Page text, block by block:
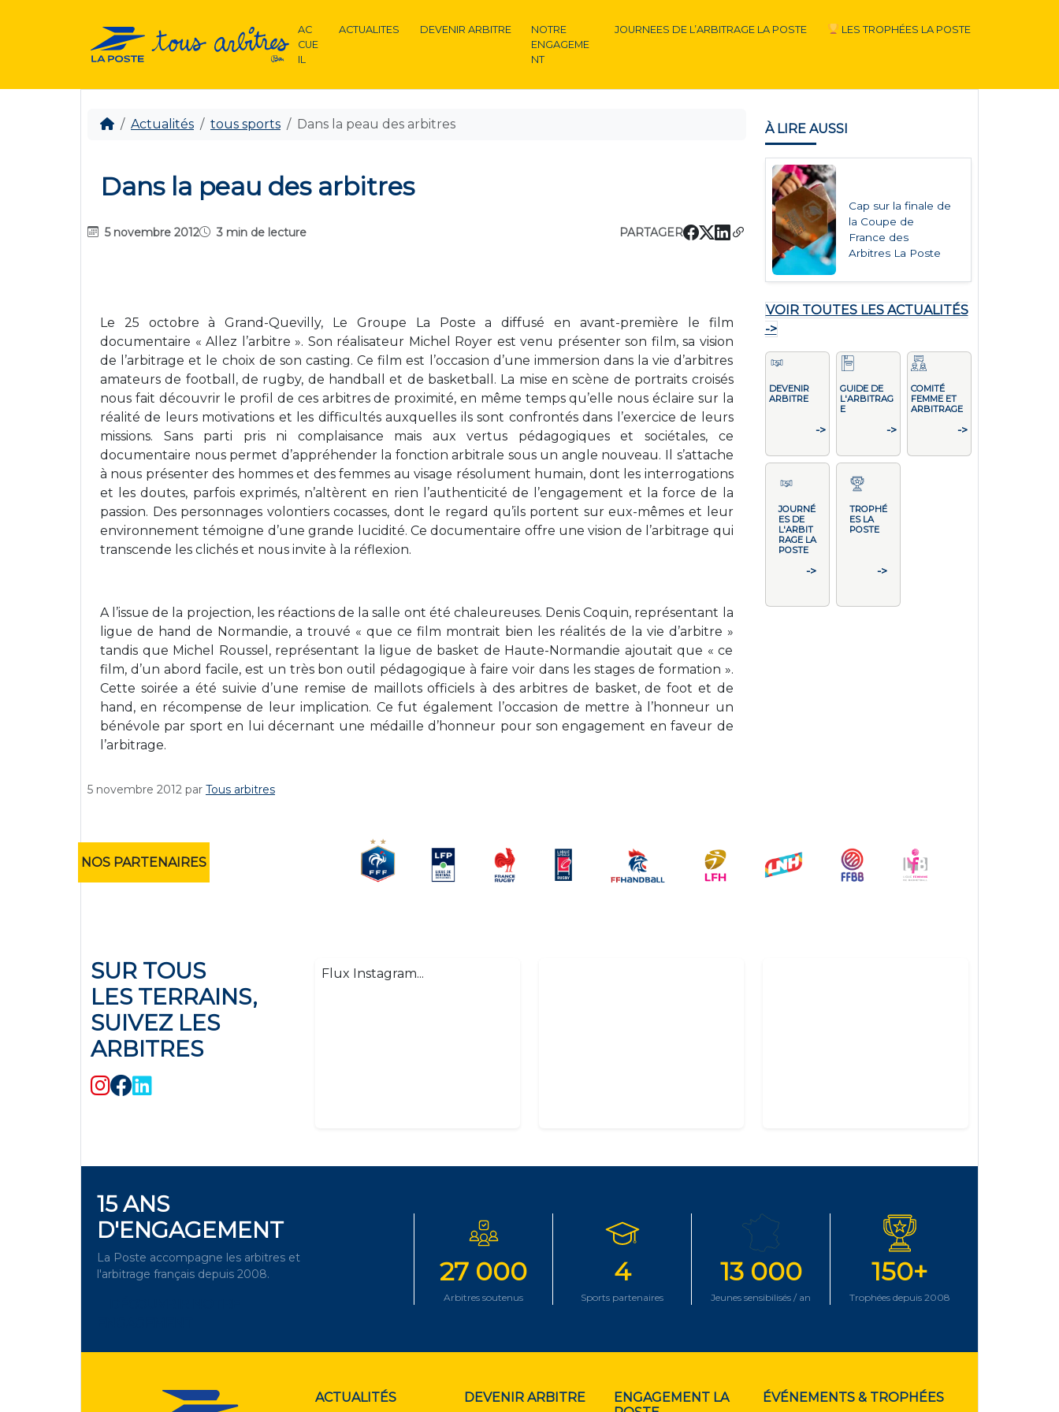
AC
CUE
IL
ACTUALITES DEVENIR ARBITRE
NOTRE
ENGAGEME
NT
JOURNEES DE L’ARBITRAGE LA POSTE LES TROPHÉES LA POSTE
Actualités tous sports Dans la peau des arbitres
Dans la peau des arbitres
5 novembre 2012 3 min de lecture PARTAGER
Le 25 octobre à Grand-Quevilly, Le Groupe La Poste a diffusé en avant-première le film
documentaire « Allez l’arbitre ». Son réalisateur Michel Royer est venu présenter son film, sa vision
de l’arbitrage et le choix de son casting. Ce film est l’occasion d’une immersion dans la vie d’arbitres
amateurs de football, de rugby, de handball et de basketball. La mise en scène de portraits croisés
nous fait découvrir le profil de ces arbitres de proximité, en même temps qu’elle nous éclaire sur la
réalité de leurs motivations et les difficultés auxquelles ils sont confrontés dans l’exercice de leurs
missions. Sans parti pris ni complaisance mais aux vertus pédagogiques et sociétales, ce
documentaire nous permet d’appréhender la fonction arbitrale sous un angle nouveau. Il s’attache
à nous présenter des hommes et des femmes au visage résolument humain, dont les interrogations
et les doutes, parfois exprimés, n’altèrent en rien l’authenticité de l’engagement et la force de la
passion. Des personnages volontiers cocasses, dont le regard qu’ils portent sur eux-mêmes et leur
environnement témoigne d’une grande lucidité. Ce documentaire offre une vision de l’arbitrage qui
transcende les clichés et nous invite à la réflexion.
A l’issue de la projection, les réactions de la salle ont été chaleureuses. Denis Coquin, représentant la
ligue de hand de Normandie, a trouvé « que ce film montrait bien les réalités de la vie d’arbitre »
tandis que Michel Roussel, représentant la ligue de basket de Haute-Normandie ajoutait que « ce
film, d’un abord facile, est un très bon outil pédagogique à faire voir dans les stages de formation ».
Cette soirée a été suivie d’une remise de maillots officiels à des arbitres de basket, de foot et de
hand, en récompense de leur implication. Ce fut également l’occasion de mettre à l’honneur un
bénévole par sport en lui décernant une médaille d’honneur pour son engagement en faveur de
l’arbitrage.
5 novembre 2012 par Tous arbitres
À LIRE AUSSI
Cap sur la finale de
la Coupe de
France des
Arbitres La Poste
VOIR TOUTES LES ACTUALITÉS
->
DEVENIR
ARBITRE
->
GUIDE DE
L'ARBITRAG
E
->
COMITÉ
FEMME ET
ARBITRAGE
->
JOURNÉ
ES DE
L'ARBIT
RAGE LA
POSTE
->
TROPHÉ
ES LA
POSTE
->
NOS PARTENAIRES
SUR TOUS
LES TERRAINS,
SUIVEZ LES
ARBITRES
Flux Instagram...
15 ANS
D'ENGAGEMENT
La Poste accompagne les arbitres et
l'arbitrage français depuis 2008.
27 000
Arbitres soutenus
4
Sports partenaires
13 000
Jeunes sensibilisés / an
150+
Trophées depuis 2008
ACTUALITÉS DEVENIR ARBITRE
ENGAGEMENT LA
ÉVÉNEMENTS & TROPHÉES